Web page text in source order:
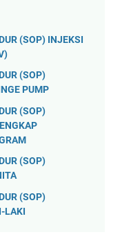
(SOP) INJEKSI
(SOP)
PUMP
(SOP)
(SOP)
(SOP)
LAKI